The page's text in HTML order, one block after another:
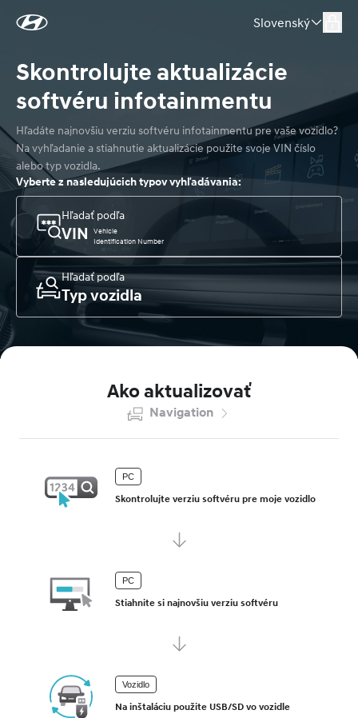
Slovenský
Skontrolujte aktualizácie
softvéru infotainmentu
Hľadáte najnovšiu verziu softvéru infotainmentu pre vaše vozidlo?
Na vyhľadanie a stiahnutie aktualizácie použite svoje VIN číslo
alebo typ vozidla.
Vyberte z nasledujúcich typov vyhľadávania:
Hľadať podľa
VIN
Vehicle
Identification Number
Hľadať podľa
Typ vozidla
Ako aktualizovať
Navigation
PC
Skontrolujte verziu softvéru pre moje vozidlo
PC
Stiahnite si najnovšiu verziu softvéru
Vozidlo
Na inštaláciu použite USB/SD vo vozidle